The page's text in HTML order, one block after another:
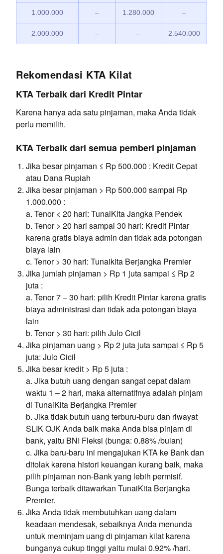
1.000.000 – 1.280.000 –
2.000.000 – – 2.540.000
Rekomendasi KTA Kilat
KTA Terbaik dari Kredit Pintar
Karena hanya ada satu pinjaman, maka Anda tidak
perlu memilih.
KTA Terbaik dari semua pemberi pinjaman
Jika besar pinjaman ≤ Rp 500.000 : Kredit Cepat
atau Dana Rupiah
Jika besar pinjaman > Rp 500.000 sampai Rp
1.000.000 :
a. Tenor < 20 hari: TunaiKita Jangka Pendek
b. Tenor > 20 hari sampai 30 hari: Kredit Pintar
karena gratis biaya admin dan tidak ada potongan
biaya lain
c. Tenor > 30 hari: Tunaikita Berjangka Premier
Jika jumlah pinjaman > Rp 1 juta sampai ≤ Rp 2
juta :
a. Tenor 7 – 30 hari: pilih Kredit Pintar karena gratis
biaya administrasi dan tidak ada potongan biaya
lain
b. Tenor > 30 hari: pilih Julo Cicil
Jika pinjaman uang > Rp 2 juta juta sampai ≤ Rp 5
juta: Julo Cicil
Jika besar kredit > Rp 5 juta :
a. Jika butuh uang dengan sangat cepat dalam
waktu 1 – 2 hari, maka alternatifnya adalah pinjam
di TunaiKita Berjangka Premier
b. Jika tidak butuh uang terburu-buru dan riwayat
SLIK OJK Anda baik maka Anda bisa pinjam di
bank, yaitu BNI Fleksi (bunga: 0.88% /bulan)
c. Jika baru-baru ini mengajukan KTA ke Bank dan
ditolak karena histori keuangan kurang baik, maka
pilih pinjaman non-Bank yang lebih permisif.
Bunga terbaik ditawarkan TunaiKita Berjangka
Premier.
Jika Anda tidak membutuhkan uang dalam
keadaan mendesak, sebaiknya Anda menunda
untuk meminjam uang di pinjaman kilat karena
bunganya cukup tinggi yaitu mulai 0.92% /hari.